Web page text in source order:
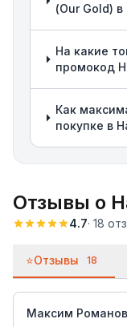
(Our Gold)
На какие
промокод
Как
покупке в
Отзывы о
4.7· 18
⭐Отзывы 18
Максим Романов